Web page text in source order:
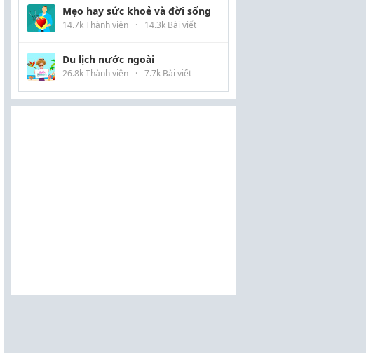
Mẹo hay sức khoẻ và đời sống
14.7k Thành viên · 14.3k Bài viết
Du lịch nước ngoài
26.8k Thành viên · 7.7k Bài viết